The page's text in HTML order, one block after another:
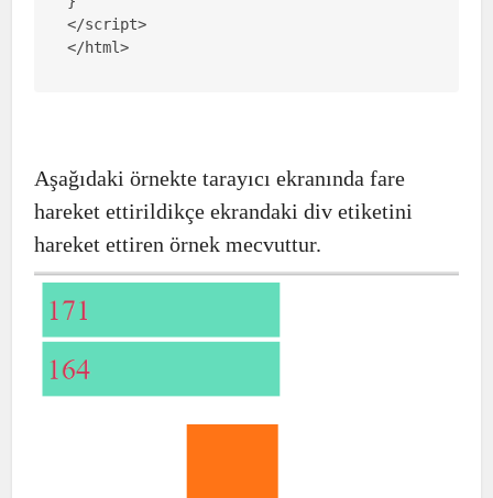
</script>
</html>
Aşağıdaki örnekte tarayıcı ekranında fare
hareket ettirildikçe ekrandaki div etiketini
hareket ettiren örnek mecvuttur.